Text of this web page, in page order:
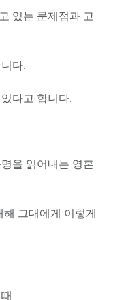
있는 문제점과 고
다.
다고 합니다.
을 읽어내는 영혼
그대에게 이렇게